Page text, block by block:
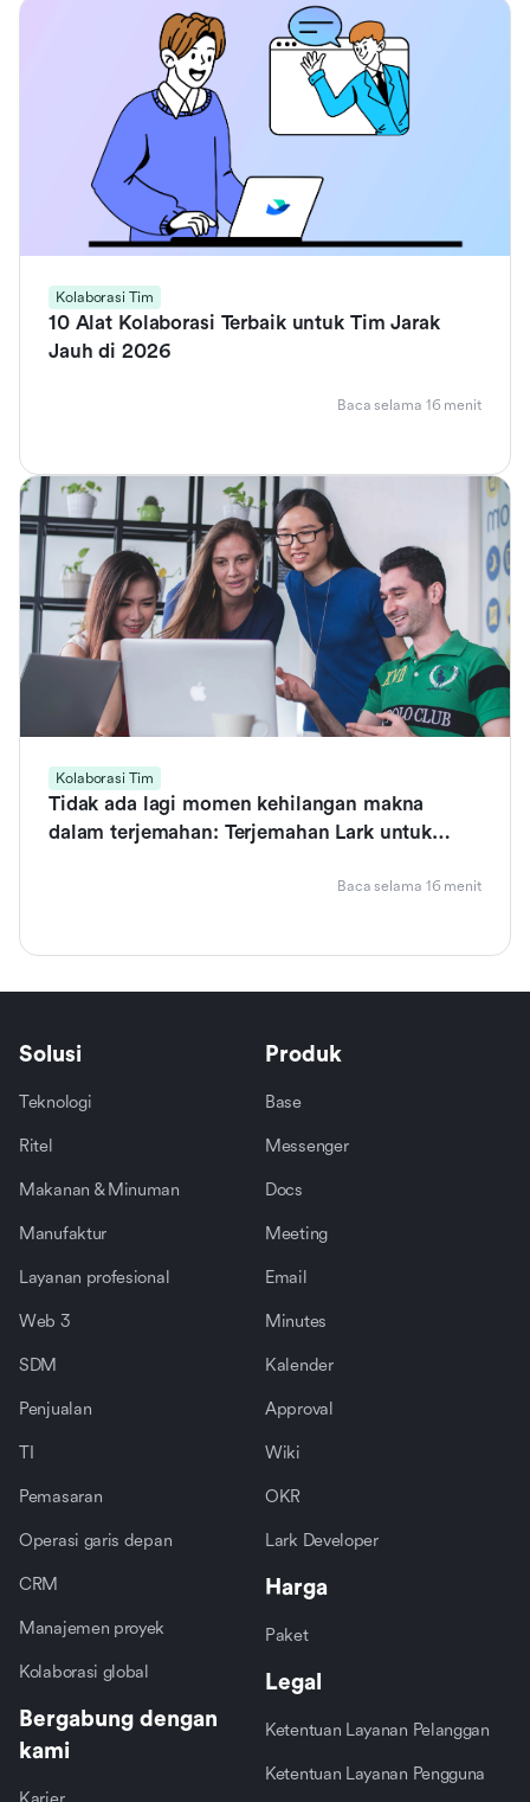
Kolaborasi Tim
10 Alat Kolaborasi Terbaik untuk Tim Jarak
Jauh di 2026
Baca selama 16 menit
Kolaborasi Tim
Tidak ada lagi momen kehilangan makna
dalam terjemahan: Terjemahan Lark untuk
Baca selama 16 menit
Solusi
Teknologi
Ritel
Makanan & Minuman
Manufaktur
Layanan profesional
Web 3
SDM
Penjualan
TI
Pemasaran
Operasi garis depan
CRM
Manajemen proyek
Kolaborasi global
Bergabung dengan
kami
Produk
Base
Messenger
Docs
Meeting
Email
Minutes
Kalender
Approval
Wiki
OKR
Lark Developer
Harga
Paket
Legal
Ketentuan Layanan Pelanggan
Ketentuan Layanan Pengguna